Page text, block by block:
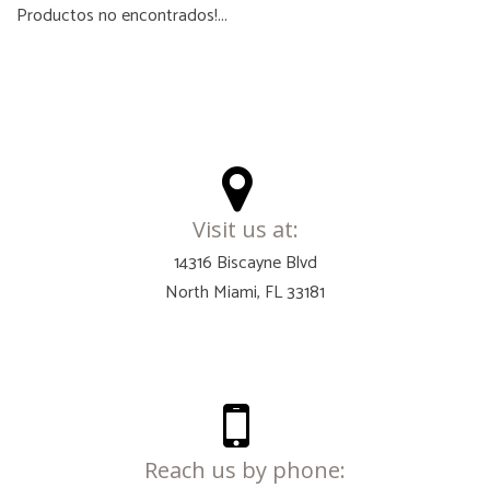
Productos no encontrados!...
Visit us at:
14316 Biscayne Blvd
North Miami, FL 33181
Reach us by phone: